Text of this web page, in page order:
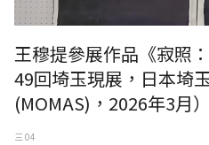
王穆提參展作品《寂照
49回埼玉現展，日本埼
(MOMAS)，2026年3月）
三 04